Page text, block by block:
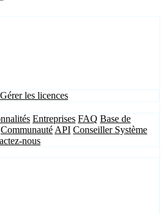
Gérer les licences
Entreprises FAQ Base de
Communauté API Conseiller Système
nous